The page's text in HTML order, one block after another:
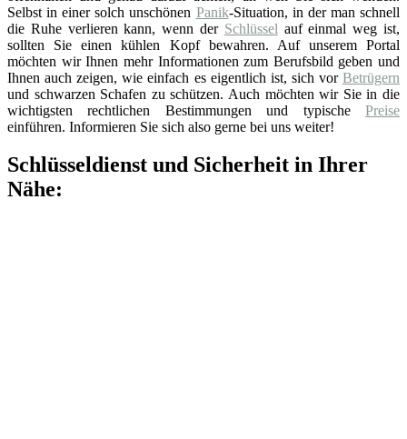
Selbst in einer solch unschönen Panik-Situation, in der man schnell
die Ruhe verlieren kann, wenn der Schlüssel auf einmal weg ist,
sollten Sie einen kühlen Kopf bewahren. Auf unserem Portal
möchten wir Ihnen mehr Informationen zum Berufsbild geben und
Ihnen auch zeigen, wie einfach es eigentlich ist, sich vor Betrügern
und schwarzen Schafen zu schützen. Auch möchten wir Sie in die
wichtigsten rechtlichen Bestimmungen und typische Preise
einführen. Informieren Sie sich also gerne bei uns weiter!
Schlüsseldienst und Sicherheit in Ihrer
Nähe: